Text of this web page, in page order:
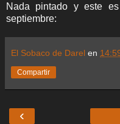
Nada pintado y este
septiembre:
El Sobaco de Darel en
Compartir
‹